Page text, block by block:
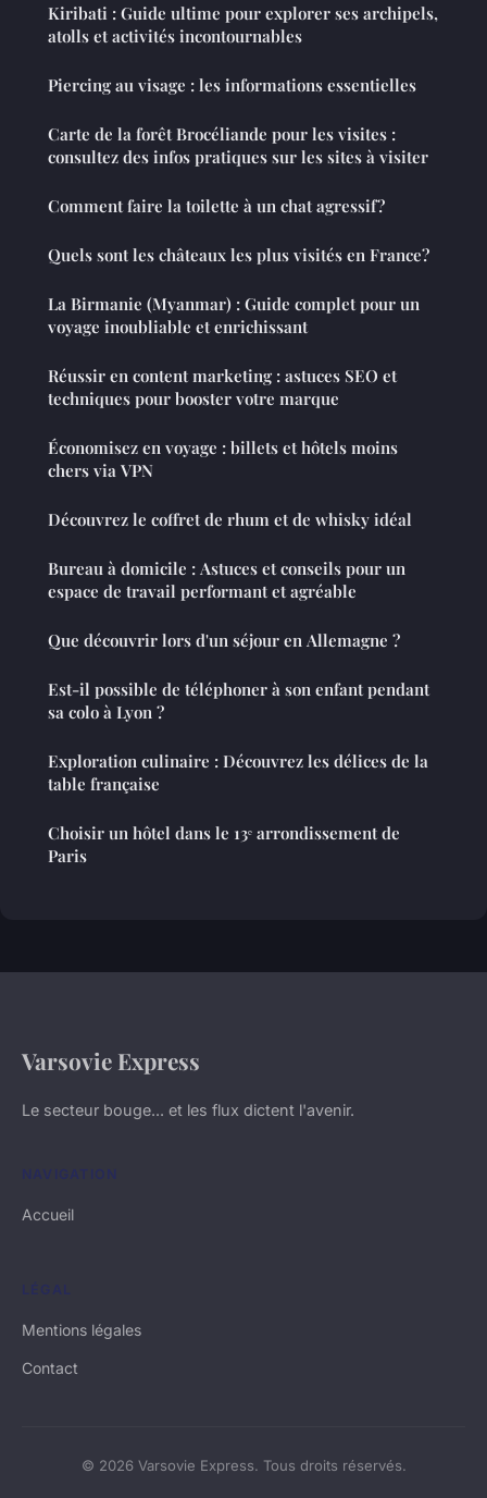
Kiribati : Guide ultime pour explorer ses archipels,
atolls et activités incontournables
Piercing au visage : les informations essentielles
Carte de la forêt Brocéliande pour les visites :
consultez des infos pratiques sur les sites à visiter
Comment faire la toilette à un chat agressif ?
Quels sont les châteaux les plus visités en France?
La Birmanie (Myanmar) : Guide complet pour un
voyage inoubliable et enrichissant
Réussir en content marketing : astuces SEO et
techniques pour booster votre marque
Économisez en voyage : billets et hôtels moins
chers via VPN
Découvrez le coffret de rhum et de whisky idéal
Bureau à domicile : Astuces et conseils pour un
espace de travail performant et agréable
Que découvrir lors d'un séjour en Allemagne ?
Est-il possible de téléphoner à son enfant pendant
sa colo à Lyon ?
Exploration culinaire : Découvrez les délices de la
table française
Choisir un hôtel dans le 13ᵉ arrondissement de
Paris
Varsovie Express
Le secteur bouge... et les flux dictent l'avenir.
NAVIGATION
Accueil
LÉGAL
Mentions légales
Contact
© 2026 Varsovie Express. Tous droits réservés.